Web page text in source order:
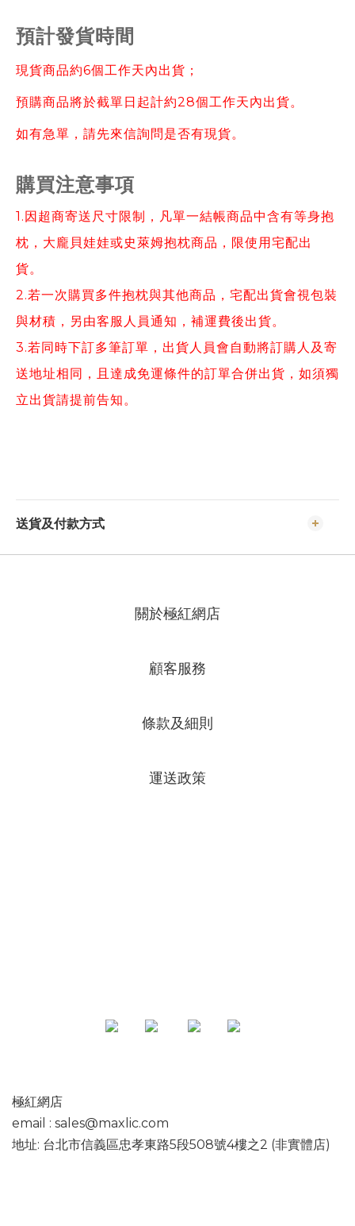
預計發貨時間
現貨商品約6個工作天內出貨；
預購商品將於截單日起計約28個工作天內出貨。
如有急單，請先來信詢問是否有現貨。
購買注意事項
1.因超商寄送尺寸限制，凡單一結帳商品中含有等身抱
枕，大龐貝娃娃或史萊姆抱枕商品，限使用宅配出
貨。
2.若一次購買多件抱枕與其他商品，宅配出貨會視包裝
與材積，另由客服人員通知，補運費後出貨。
3.若同時下訂多筆訂單，出貨人員會自動將訂購人及寄
送地址相同，且達成免運條件的訂單合併出貨，如須獨
立出貨請提前告知。
送貨及付款方式
關於極紅網店
顧客服務
條款及細則
運送政策
極紅網店
email : sales@maxlic.com
地址: 台北市信義區忠孝東路5段508號4樓之2 (非實體店)